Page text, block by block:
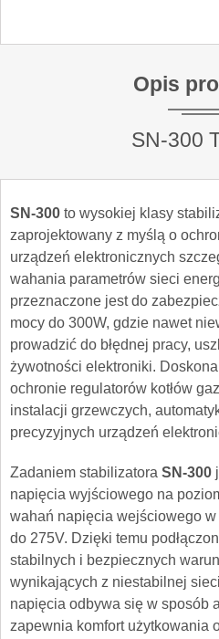
Opis
SN-300
SN-300 to wysokiej klasy
zaprojektowany z myślą o
urządzeń elektronicznych
wahania parametrów sieci
przeznaczone jest do
mocy do 300W, gdzie nawet
prowadzić do błędnej pracy,
żywotności elektroniki.
ochronie regulatorów kotłów
instalacji grzewczych,
precyzyjnych urządzeń
Zadaniem stabilizatora SN-300
napięcia wyjściowego na
wahań napięcia wejściowego
do 275V. Dzięki temu
stabilnych i bezpiecznych
wynikających z niestabilnej
napięcia odbywa się w sposób
zapewnia komfort użytkowania